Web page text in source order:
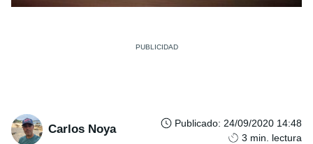
Carlos Noya Publicado: 24/09/2020 14:48
3 min. lectura